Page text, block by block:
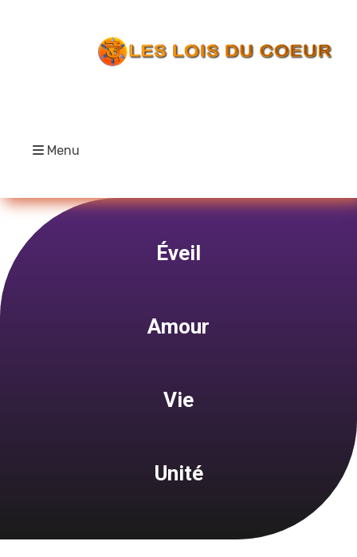
Menu
Éveil
Amour
Vie
Unité